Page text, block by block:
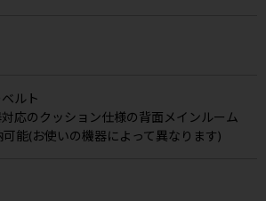
ルト
対応のクッション仕様の背面メインルーム
能(お使いの機器によって異なります)